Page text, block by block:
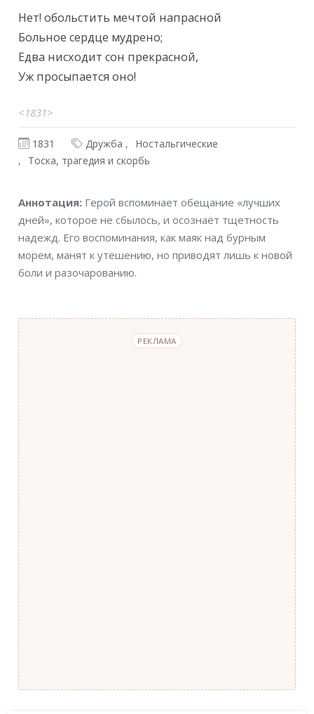
Нет! обольстить мечтой напрасной
Больное сердце мудрено;
Едва нисходит сон прекрасной,
Уж просыпается оно!
<1831>
1831 Дружба
Ностальгические
Тоска, трагедия и скорбь
Аннотация
Аннотация: Герой вспоминает обещание «лучших
дней», которое не сбылось, и осознаёт тщетность
надежд. Его воспоминания, как маяк над бурным
морем, манят к утешению, но приводят лишь к новой
боли и разочарованию.
РЕКЛАМА